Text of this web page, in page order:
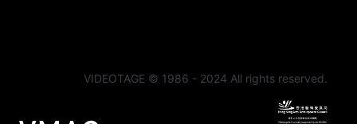
VIDEOTAGE © 1986 - 2024 All rights reserved.